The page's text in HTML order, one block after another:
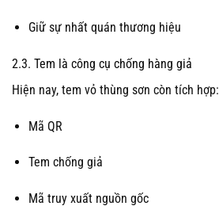
Giữ sự nhất quán thương hiệu
2.3. Tem là công cụ chống hàng giả
Hiện nay, tem vỏ thùng sơn còn tích hợp:
Mã QR
Tem chống giả
Mã truy xuất nguồn gốc